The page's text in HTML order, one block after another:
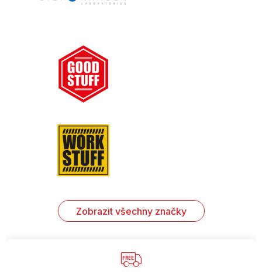
Zobrazit všechny značky